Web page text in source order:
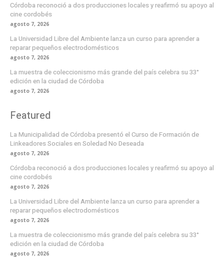
Córdoba reconoció a dos producciones locales y reafirmó su apoyo al
cine cordobés
agosto 7, 2026
La Universidad Libre del Ambiente lanza un curso para aprender a
reparar pequeños electrodomésticos
agosto 7, 2026
La muestra de coleccionismo más grande del país celebra su 33°
edición en la ciudad de Córdoba
agosto 7, 2026
Featured
La Municipalidad de Córdoba presentó el Curso de Formación de
Linkeadores Sociales en Soledad No Deseada
agosto 7, 2026
Córdoba reconoció a dos producciones locales y reafirmó su apoyo al
cine cordobés
agosto 7, 2026
La Universidad Libre del Ambiente lanza un curso para aprender a
reparar pequeños electrodomésticos
agosto 7, 2026
La muestra de coleccionismo más grande del país celebra su 33°
edición en la ciudad de Córdoba
agosto 7, 2026